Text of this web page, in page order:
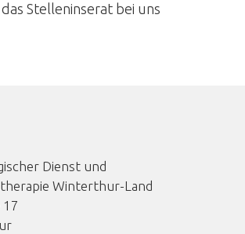
Stelleninserat bei uns
Dienst und
Winterthur-Land